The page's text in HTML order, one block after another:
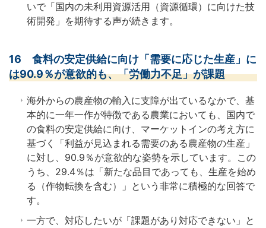
いで「国内の未利用資源活用（資源循環）に向けた技
術開発」を期待する声が続きます。
16 食料の安定供給に向け「需要に応じた生産」に
は90.9％が意欲的も、「労働力不足」が課題
海外からの農産物の輸入に支障が出ているなかで、基
本的に一年一作が特徴である農業においても、国内で
の食料の安定供給に向け、マーケットインの考え方に
基づく「利益が見込まれる需要のある農産物の生産」
に対し、90.9％が意欲的な姿勢を示しています。この
うち、29.4％は「新たな品目であっても、生産を始め
る（作物転換を含む）」という非常に積極的な回答で
す。
一方で、対応したいが「課題があり対応できない」と